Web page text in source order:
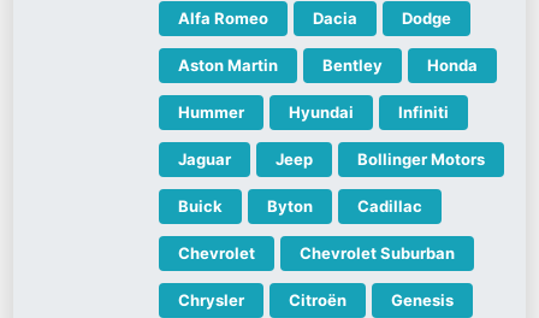
Alfa Romeo Dacia Dodge
Aston Martin Bentley Honda
Hummer Hyundai Infiniti
Jaguar Jeep Bollinger Motors
Buick Byton Cadillac
Chevrolet Chevrolet Suburban
Chrysler Citroën Genesis